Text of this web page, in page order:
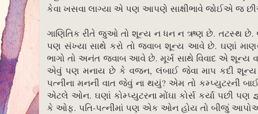
કેવા ખસવા લાગ્યા એ પણ આપણે સાક્ષીભાવે જોઈએ જ
ગાણિતિક રીતે જુઓ તો શૂન્ય ન ધન ન ઋણ છે. તટસ્થ છે.
પણ સંખ્યા સાથે કરો તો જવાબ શૂન્ય આવે છે. ઘણાં
ભાગો તો અનંત જવાબ આવે છે. મૂર્ખ સાથે વિવાદ એ શૂન્ય
એવું પણ મનાય છે કે વજન, લંબાઈ જેવા માપ કદી
પત્નીના મનની વાત જેવું ના થયું? એમ તો
એટલે ઓન. ઘણાં કોમ્પ્યુટરના મોંઘા કોર્સ કર્યા પછી
કે ઓફ. પતિ-પત્નીમાં પણ એક ઓન હોય તો બીજું